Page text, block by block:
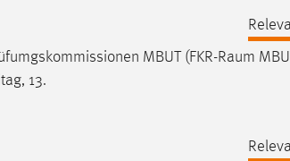
MBUT (FKR-Raum
13.